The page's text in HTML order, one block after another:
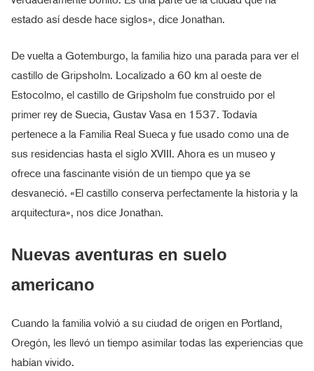
estado así desde hace siglos», dice Jonathan.
De vuelta a Gotemburgo, la familia hizo una parada para ver el
castillo de Gripsholm. Localizado a 60 km al oeste de
Estocolmo, el castillo de Gripsholm fue construido por el
primer rey de Suecia, Gustav Vasa en 1537. Todavía
pertenece a la Familia Real Sueca y fue usado como una de
sus residencias hasta el siglo XVIII. Ahora es un museo y
ofrece una fascinante visión de un tiempo que ya se
desvaneció. «El castillo conserva perfectamente la historia y la
arquitectura», nos dice Jonathan.
Nuevas aventuras en suelo
americano
Cuando la familia volvió a su ciudad de origen en Portland,
Oregón, les llevó un tiempo asimilar todas las experiencias que
habían vivido.